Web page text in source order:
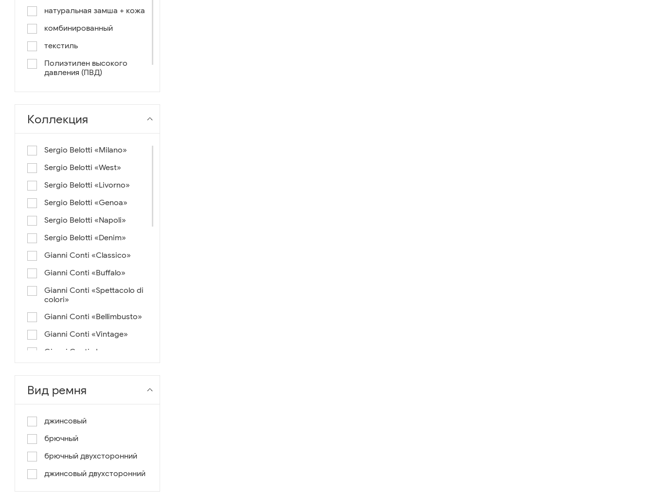
коричневый /ручное окраш.-
натуральная замша + кожа
комбинированный
текстиль
Полиэтилен высокого
давления (ПВД)
нейлон+ткань
Коллекция
Sergio Belotti «Milano»
Sergio Belotti «West»
Sergio Belotti «Livorno»
Sergio Belotti «Genoa»
Sergio Belotti «Napoli»
Sergio Belotti «Denim»
Gianni Conti «Classico»
Gianni Conti «Buffalo»
Gianni Conti «Spettacolo di
colori»
Gianni Conti «Bellimbusto»
Gianni Conti «Vintage»
Gianni Conti «Lusso e un
pochino di colore»
Gianni Conti «Antico»
Miguel Bellido «Melbourne»
Вид ремня
джинсовый
брючный
брючный двухсторонний
джинсовый двухсторонний